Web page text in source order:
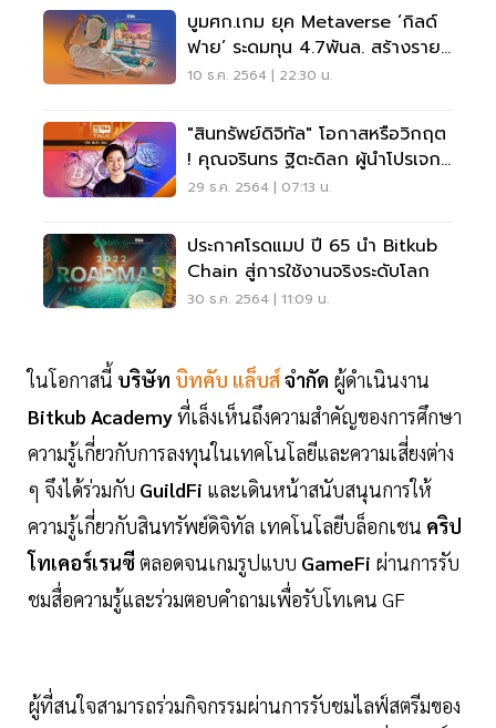
บูมศก.เกม ยุค Metaverse ‘กิลด์
ฟาย’ ระดมทุน 4.7พันล. สร้างราย
ได้คนรุ่นใหม่
10 ธ.ค. 2564 | 22:30 น.
"สินทรัพย์ดิจิทัล" โอกาสหรือวิกฤต
! คุณจรินทร ฐิตะดิลก ผู้นำโปรเจกต์
GuildFi
29 ธ.ค. 2564 | 07:13 น.
ประกาศโรดแมป ปี 65 นำ Bitkub
Chain สู่การใช้งานจริงระดับโลก
30 ธ.ค. 2564 | 11:09 น.
ในโอกาสนี้ บริษัท บิทคับ แล็บส์จำกัด ผู้ดำเนินงาน
Bitkub Academyที่เล็งเห็นถึงความสำคัญของการศึกษา
ความรู้เกี่ยวกับการลงทุนในเทคโนโลยีและความเสี่ยงต่าง
ๆ จึงได้ร่วมกับ GuildFi และเดินหน้าสนับสนุนการให้
ความรู้เกี่ยวกับสินทรัพย์ดิจิทัล เทคโนโลยีบล็อกเชน คริป
โทเคอร์เรนซีตลอดจนเกมรูปแบบ GameFi ผ่านการรับ
ชมสื่อความรู้และร่วมตอบคำถามเพื่อรับโทเคน GF
ผู้ที่สนใจสามารถร่วมกิจกรรมผ่านการรับชมไลฟ์สตรีมของ